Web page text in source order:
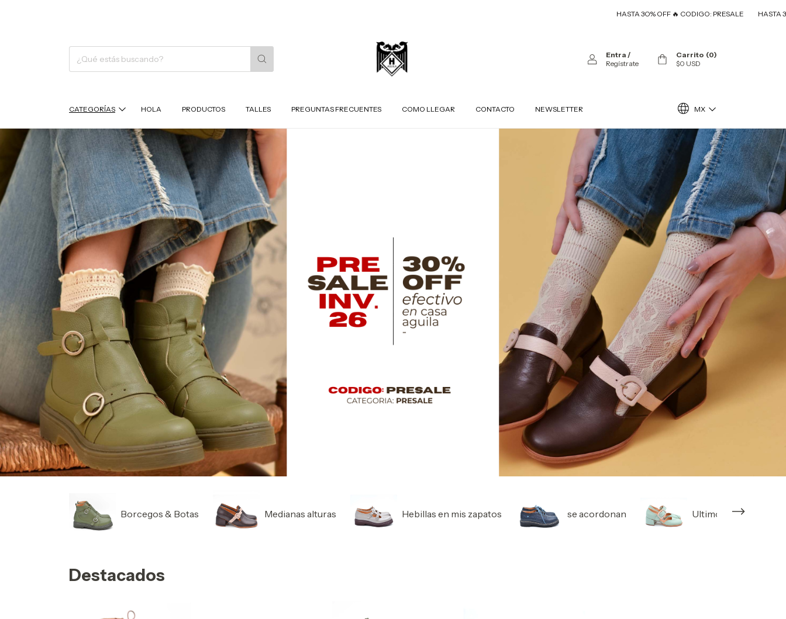
HASTA 3O% OFF 🔥 CODIGO: PRESALE HASTA 3O% OFF 🔥
Entra /
Regístrate
Carrito (0)
$0 USD
CATEGORÍAS HOLA PRODUCTOS TALLES PREGUNTAS FRECUENTES COMO LLEGAR CONTACTO NEWSLETTER MX
Borcegos & Botas Medianas alturas Hebillas en mis zapatos se acordonan Ultimos pares
Destacados